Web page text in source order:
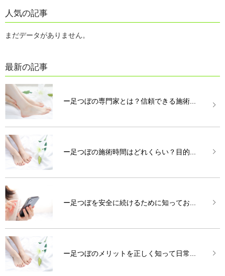
人気の記事
まだデータがありません。
最新の記事
ー足つぼの専門家とは？信頼できる施術...
ー足つぼの施術時間はどれくらい？目的...
ー足つぼを安全に続けるために知ってお...
ー足つぼのメリットを正しく知って日常...